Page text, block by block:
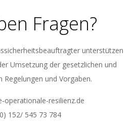
Fragen?
unterstützen
Umsetzung der gesetzlichen und
Regelungen und Vorgaben.
operationale-resilienz.de
152/ 545 73 784